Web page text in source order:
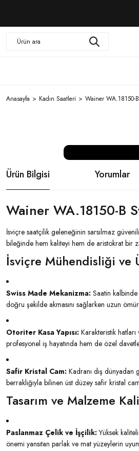
Anasayfa Kadın Saatleri Wainer WA.18150-
Ürün Bilgisi Yorumlar
Wainer WA.18150-B
İsviçre saatçilik geleneğinin sarsılmaz
bileğinde hem kaliteyi hem de aristokrat bir
İsviçre Mühendisliği ve
Swiss Made Mekanizma: Saatin
doğru şekilde akmasını sağlarken uzun
Otoriter Kasa Yapısı: Karakteristik
profesyonel iş hayatında hem de özel
Safir Kristal Cam: Kadranı dış
berraklığıyla bilinen üst düzey safir kristal
Tasarım ve Malzeme
Paslanmaz Çelik ve İşçilik:Yüksek
önemi yansıtan parlak ve mat yüzeylerin